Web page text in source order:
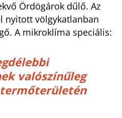
Ördögárok dűlő. Az
nyitott völgykatlanban
A mikroklíma speciális:
valószínűleg